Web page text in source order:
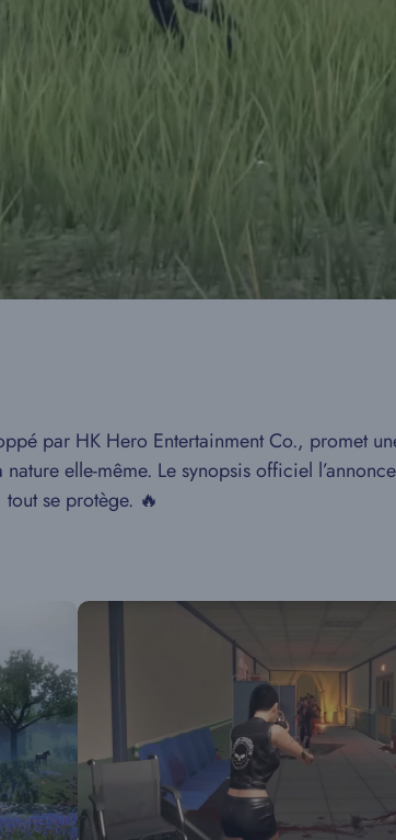
par HK Hero Entertainment Co., promet
elle-même. Le synopsis officiel
se protège. 🔥